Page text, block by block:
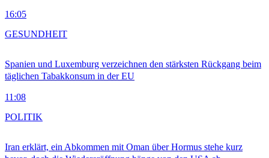
16:05
Spanien und Luxemburg verzeichnen den stärksten Rückgang beim
täglichen Tabakkonsum in der EU
11:08
GESUNDHEIT
Iran erklärt, ein Abkommen mit Oman über Hormus stehe kurz
POLITIK